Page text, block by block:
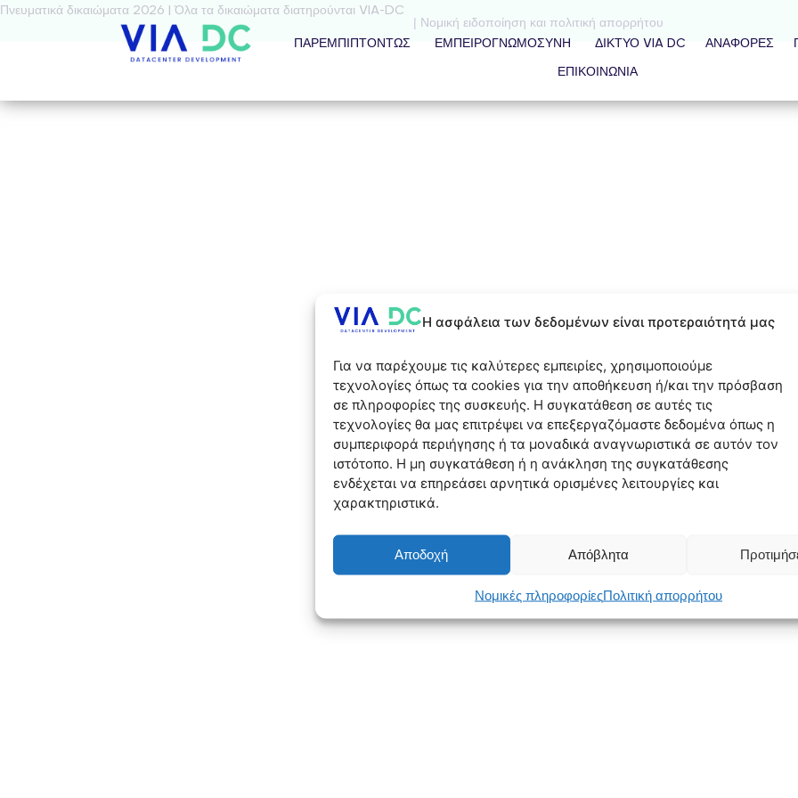
Η ασφάλεια των δεδομένων είναι προτεραιότητά μας
Για να παρέχουμε τις καλύτερες εμπειρίες, χρησιμοποιούμε
τεχνολογίες όπως τα cookies για την αποθήκευση ή/και την πρόσβαση
σε πληροφορίες της συσκευής. Η συγκατάθεση σε αυτές τις
τεχνολογίες θα μας επιτρέψει να επεξεργαζόμαστε δεδομένα όπως η
συμπεριφορά περιήγησης ή τα μοναδικά αναγνωριστικά σε αυτόν τον
ιστότοπο. Η μη συγκατάθεση ή η ανάκληση της συγκατάθεσης
ενδέχεται να επηρεάσει αρνητικά ορισμένες λειτουργίες και
χαρακτηριστικά.
Αποδοχή Απόβλητα
Νομικές πληροφορίεςΠολιτική απορρήτου
ΠΑΡΕΜΠΙΠΤΌΝΤΩΣ ΕΜΠΕΙΡΟΓΝΩΜΟΣΎΝΗ ΔΊΚΤΥΟ VIA DC ΑΝΑΦΟΡΈΣ
ΕΠΙΚΟΙΝΩΝΙΑ
Πνευματικά δικαιώματα 2026 | Όλα τα δικαιώματα διατηρούνται VIA-DC
| Νομική ειδοποίηση και πολιτική απορρήτου